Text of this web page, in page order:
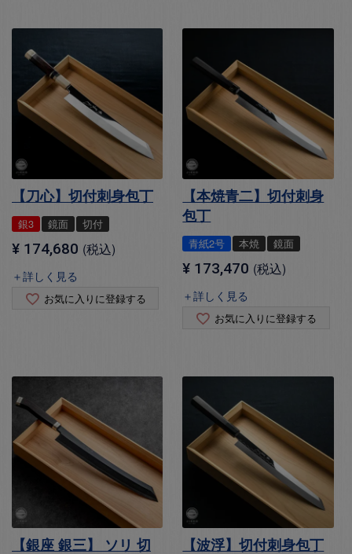
【刀心】切付刺身包丁
銀3 鏡面 切付
¥ 174,680 税込
＋詳しく見る
お気に入りに登録する
【本焼青二】切付刺身
包丁
青紙2号 本焼 鏡面
¥ 173,470 税込
＋詳しく見る
お気に入りに登録する
【銀座 銀三】 ソリ 切
【波浮】切付刺身包丁